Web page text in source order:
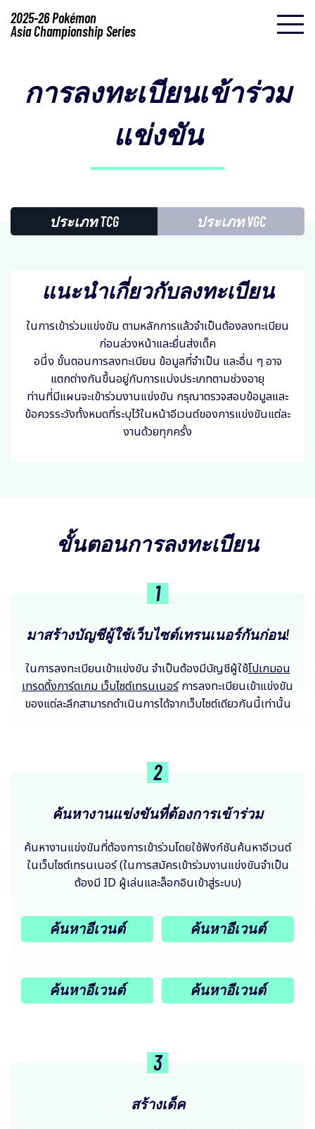
2025-26 Pokémon
Asia Championship Series
การลงทะเบียนเข้าร่วม
แข่งขัน
ประเภท TCG ประเภท VGC
แนะนำเกี่ยวกับลงทะเบียน
ในการเข้าร่วมแข่งขัน ตามหลักการแล้วจำเป็นต้องลงทะเบียน
ก่อนล่วงหน้าและยื่นส่งเด็ค
อนึ่ง ขั้นตอนการลงทะเบียน ข้อมูลที่จำเป็น และอื่น ๆ อาจ
แตกต่างกันขึ้นอยู่กับการแบ่งประเภทตามช่วงอายุ
ท่านที่มีแผนจะเข้าร่วมงานแข่งขัน กรุณาตรวจสอบข้อมูลและ
ข้อควรระวังทั้งหมดที่ระบุไว้ในหน้าอีเวนต์ของการแข่งขันแต่ละ
งานด้วยทุกครั้ง
ขั้นตอนการลงทะเบียน
1
มาสร้างบัญชีผู้ใช้เว็บไซต์เทรนเนอร์กันก่อน!
ในการลงทะเบียนเข้าแข่งขัน จำเป็นต้องมีบัญชีผู้ใช้โปเกมอน
เทรดดิ้งการ์ดเกม เว็บไซต์เทรนเนอร์การลงทะเบียนเข้าแข่งขัน
ของแต่ละลีกสามารถดำเนินการได้จากเว็บไซต์เดียวกันนี้เท่านั้น
2
ค้นหางานแข่งขันที่ต้องการเข้าร่วม
ค้นหางานแข่งขันที่ต้องการเข้าร่วมโดยใช้ฟังก์ชันค้นหาอีเวนต์
ในเว็บไซต์เทรนเนอร์ (ในการสมัครเข้าร่วมงานแข่งขันจำเป็น
ต้องมี ID ผู้เล่นและล็อกอินเข้าสู่ระบบ)
ค้นหาอีเวนต์ ค้นหาอีเวนต์
ค้นหาอีเวนต์ ค้นหาอีเวนต์
3
สร้างเด็ค